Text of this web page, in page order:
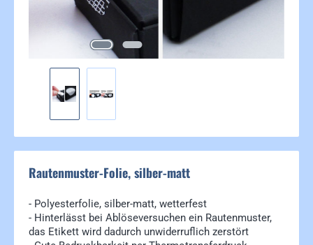
Rautenmuster-Folie, silber-matt
- Polyesterfolie, silber-matt, wetterfest
- Hinterlässt bei Ablöseversuchen ein Rautenmuster,
das Etikett wird dadurch unwiderruflich zerstört